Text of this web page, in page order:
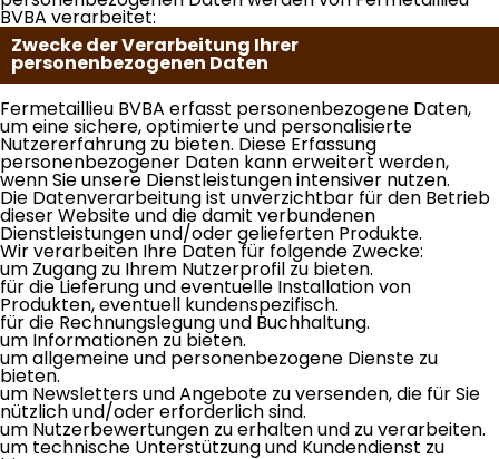
BVBA verarbeitet:
Zwecke der Verarbeitung Ihrer
personenbezogenen Daten
Fermetaillieu BVBA erfasst personenbezogene Daten,
um eine sichere, optimierte und personalisierte
Nutzererfahrung zu bieten. Diese Erfassung
personenbezogener Daten kann erweitert werden,
wenn Sie unsere Dienstleistungen intensiver nutzen.
Die Datenverarbeitung ist unverzichtbar für den Betrieb
dieser Website und die damit verbundenen
Dienstleistungen und/oder gelieferten Produkte.
Wir verarbeiten Ihre Daten für folgende Zwecke:
um Zugang zu Ihrem Nutzerprofil zu bieten.
für die Lieferung und eventuelle Installation von
Produkten, eventuell kundenspezifisch.
für die Rechnungslegung und Buchhaltung.
um Informationen zu bieten.
um allgemeine und personenbezogene Dienste zu
bieten.
um Newsletters und Angebote zu versenden, die für Sie
nützlich und/oder erforderlich sind.
um Nutzerbewertungen zu erhalten und zu verarbeiten.
um technische Unterstützung und Kundendienst zu